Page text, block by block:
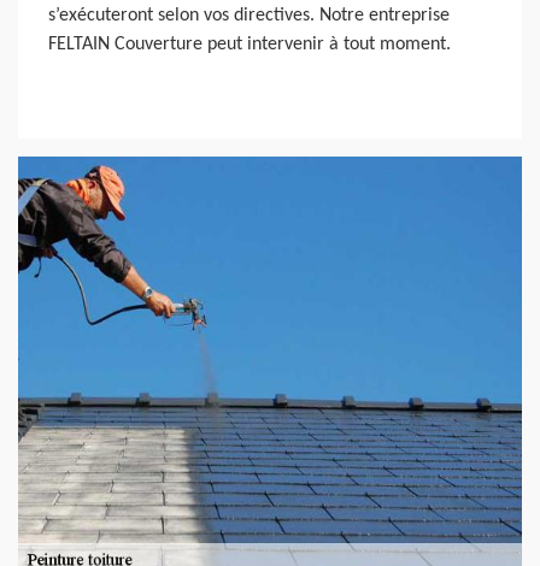
s’exécuteront selon vos directives. Notre entreprise
FELTAIN Couverture peut intervenir à tout moment.